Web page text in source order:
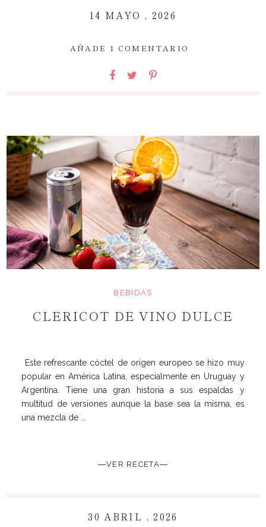
14 MAYO , 2026
AÑADE 1 COMENTARIO
BEBIDAS
CLERICOT DE VINO DULCE
Este refrescante cóctel de origen europeo se hizo muy
popular en América Latina, especialmente en Uruguay y
Argentina. Tiene una gran historia a sus espaldas y
multitud de versiones aunque la base sea la misma, es
una mezcla de ...
―VER RECETA―
30 ABRIL , 2026